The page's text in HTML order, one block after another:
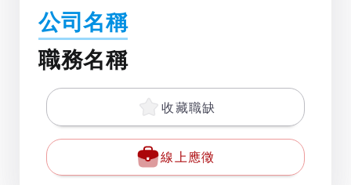
公司名稱
職務名稱
收藏職缺
線上應徵